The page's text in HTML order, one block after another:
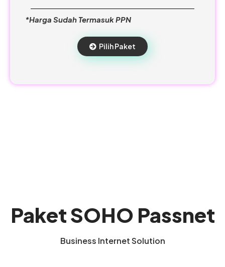
*Harga Sudah Termasuk PPN
Pilih Paket
Paket SOHO Passnet
Business Internet Solution